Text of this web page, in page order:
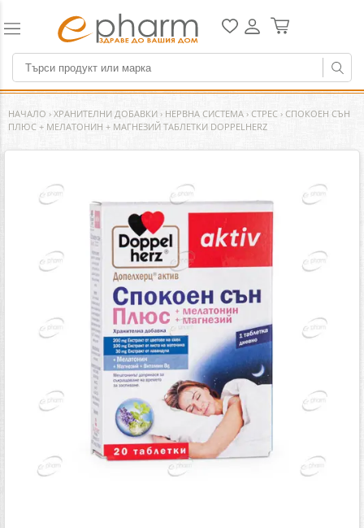
НАЧАЛО › ХРАНИТЕЛНИ ДОБАВКИ › НЕРВНА СИСТЕМА › СТРЕС › СПОКОЕН СЪН
ПЛЮС + МЕЛАТОНИН + МАГНЕЗИЙ ТАБЛЕТКИ DOPPELHERZ